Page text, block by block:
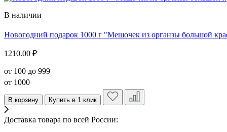
В наличии
Новогодний подарок 1000 г "Мешочек из органзы большой
1210.00 ₽
от 100 до 999
от 1000
В корзину Купить в 1 клик
Доставка товара по всей России: